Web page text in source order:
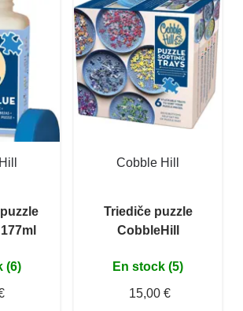
(6)
Cobble Hill
Triediče puzzle
CobbleHill
En stock (5)
15,00 €